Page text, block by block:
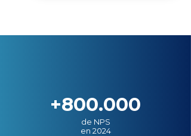
+800.000
de NPS
en 2024